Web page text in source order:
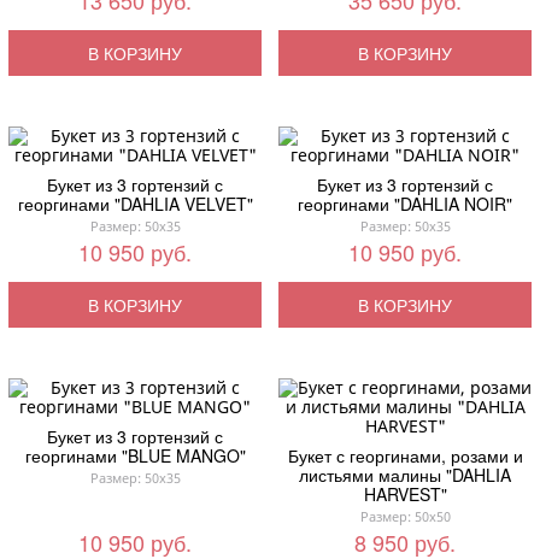
В КОРЗИНУ В КОРЗИНУ
Букет из 3 гортензий с
георгинами "DAHLIA VELVET"
Размер: 50x35
10 950 руб.
В КОРЗИНУ
Букет из 3 гортензий с
георгинами "DAHLIA NOIR"
Размер: 50x35
10 950 руб.
В КОРЗИНУ
Букет из 3 гортензий с
георгинами "BLUE MANGO"
Размер: 50x35
10 950 руб.
Букет с георгинами, розами и
листьями малины "DAHLIA
HARVEST"
Размер: 50x50
8 950 руб.